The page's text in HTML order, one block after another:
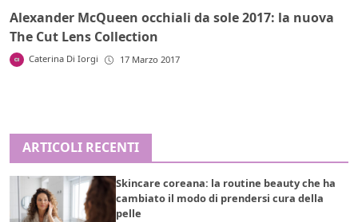
Alexander McQueen occhiali da sole 2017: la nuova
The Cut Lens Collection
Caterina Di Iorgi 17 Marzo 2017
ARTICOLI RECENTI
Skincare coreana: la routine beauty che ha
cambiato il modo di prendersi cura della
pelle